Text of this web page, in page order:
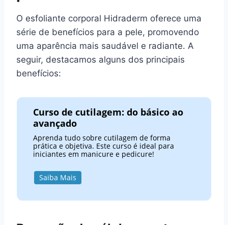
O esfoliante corporal Hidraderm oferece uma
série de benefícios para a pele, promovendo
uma aparência mais saudável e radiante. A
seguir, destacamos alguns dos principais
benefícios:
Curso de cutilagem: do básico ao
avançado
Aprenda tudo sobre cutilagem de forma
prática e objetiva. Este curso é ideal para
iniciantes em manicure e pedicure!
Saiba Mais